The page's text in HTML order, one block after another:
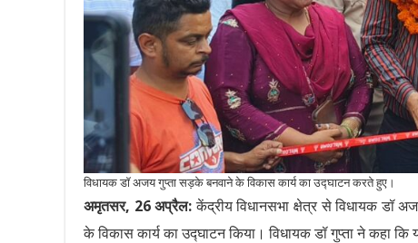
विधायक डॉ अजय गुप्ता सड़के बनवाने के विकास कार्य का उद्घाटन करते हुए।
अमृतसर, 26 अप्रैल: केंद्रीय विधानसभा क्षेत्र से विधायक डॉ
के विकास कार्य का उद्घाटन किया। विधायक डॉ गुप्ता ने कहा